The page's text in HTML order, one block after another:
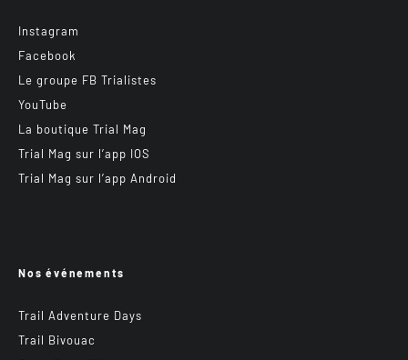
Instagram
Facebook
Le groupe FB Trialistes
YouTube
La boutique Trial Mag
Trial Mag sur l’app IOS
Trial Mag sur l’app Android
Nos événements
Trail Adventure Days
Trail Bivouac